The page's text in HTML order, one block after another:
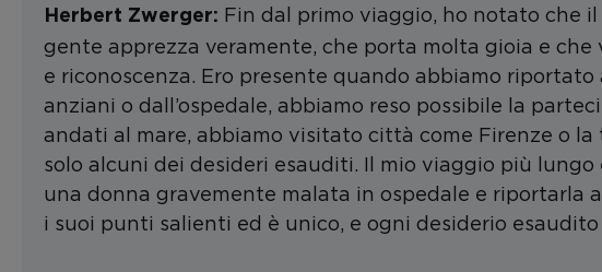
Herbert Zwerger: Fin dal primo viaggio, ho notato che
gente apprezza veramente, che porta molta gioia e
e riconoscenza. Ero presente quando abbiamo
anziani o dall’ospedale, abbiamo reso possibile la
andati al mare, abbiamo visitato città come Firenze o
solo alcuni dei desideri esauditi. Il mio viaggio più
una donna gravemente malata in ospedale e riportarla
i suoi punti salienti ed è unico, e ogni desiderio